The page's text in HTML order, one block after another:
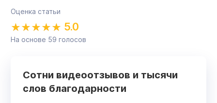
Оценка статьи
5.0
На основе 59 голосов
Сотни видеоотзывов и тысячи
слов благодарности